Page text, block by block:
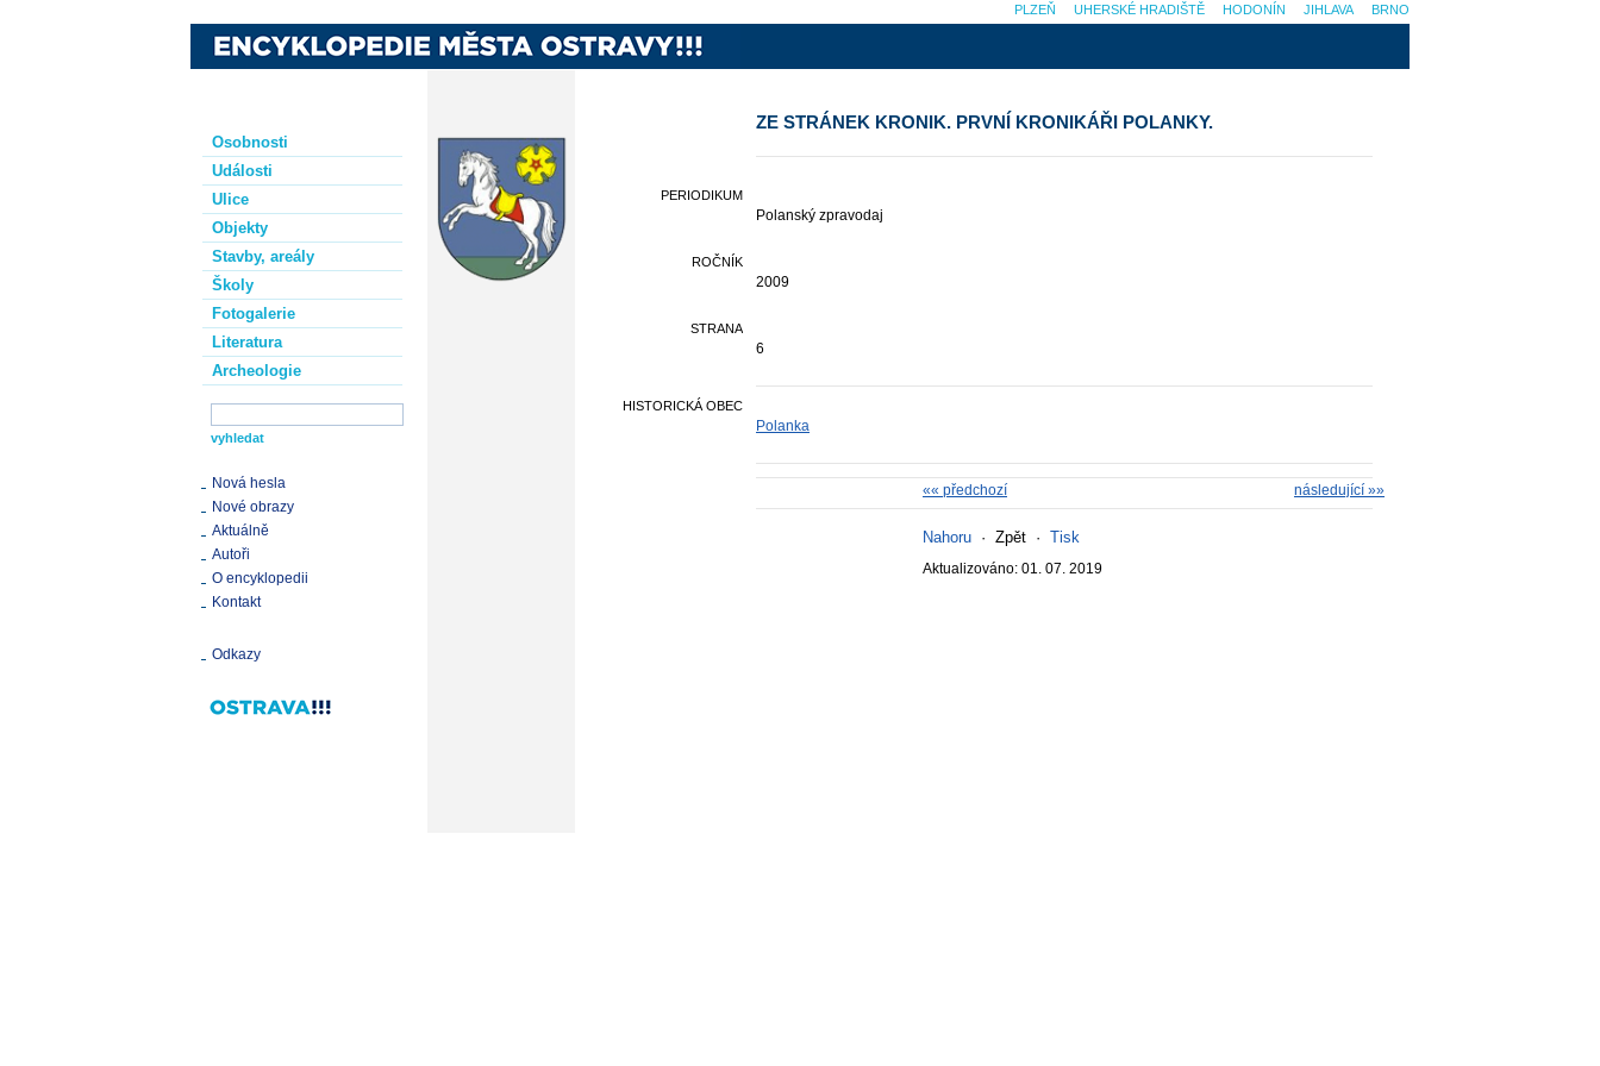
Osobnosti
Události
Ulice
Objekty
Stavby, areály
Školy
Fotogalerie
Literatura
Archeologie
Nová hesla
Nové obrazy
Aktuálně
Autoři
O encyklopedii
Kontakt
Odkazy
ZE STRÁNEK KRONIK. PRVNÍ KRONIKÁŘI POLANKY.
PERIODIKUM
Polanský zpravodaj
ROČNÍK
2009
STRANA
6
HISTORICKÁ OBEC
Polanka
následující »»
«« předchozí
Nahoru · Zpět · Tisk
Aktualizováno: 01. 07. 2019
BRNO
JIHLAVA
HODONÍN
UHERSKÉ HRADIŠTĚ
PLZEŇ